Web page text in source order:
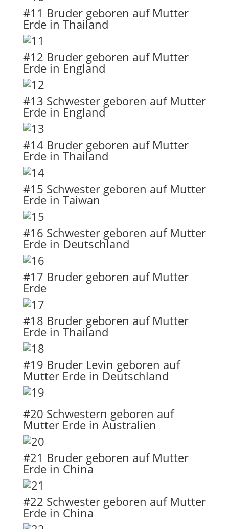
#11 Bruder geboren auf Mutter
Erde in Thailand
#12 Bruder geboren auf Mutter
Erde in England
#13 Schwester geboren auf Mutter
Erde in England
#14 Bruder geboren auf Mutter
Erde in Thailand
#15 Schwester geboren auf Mutter
Erde in Taiwan
#16 Schwester geboren auf Mutter
Erde in Deutschland
#17 Bruder geboren auf Mutter
Erde
#18 Bruder geboren auf Mutter
Erde in Thailand
#19 Bruder Levin geboren auf
Mutter Erde in Deutschland
#20 Schwestern geboren auf
Mutter Erde in Australien
#21 Bruder geboren auf Mutter
Erde in China
#22 Schwester geboren auf Mutter
Erde in China